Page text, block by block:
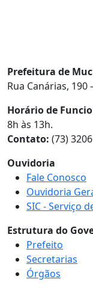
Prefeitura de
Rua Canárias,
Horário de
8h às 13h.
Contato: (73)
Ouvidoria
Fale Conosco
Ouvidoria
SIC - Serviço
Estrutura do
Prefeito
Secretarias
Órgãos